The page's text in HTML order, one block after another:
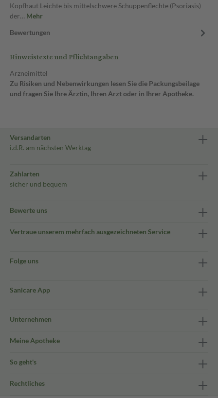
Kopfhaut Leichte bis mittelschwere Schuppenflechte (Psoriasis)
der… Mehr
Bewertungen
Hinweistexte und Pflichtangaben
Arzneimittel
Zu Risiken und Nebenwirkungen lesen Sie die Packungsbeilage
und fragen Sie Ihre Ärztin, Ihren Arzt oder in Ihrer Apotheke.
Versandarten
i.d.R. am nächsten Werktag
Zahlarten
sicher und bequem
Bewerte uns
Vertraue unserem mehrfach ausgezeichneten Service
Folge uns
Sanicare App
Unternehmen
Meine Apotheke
So geht's
Rechtliches